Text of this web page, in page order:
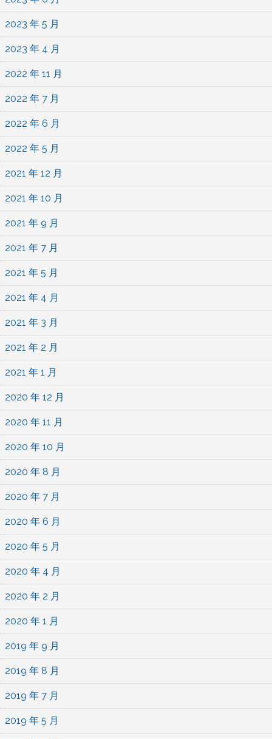
2023 年 5 月
2023 年 4 月
2022 年 11 月
2022 年 7 月
2022 年 6 月
2022 年 5 月
2021 年 12 月
2021 年 10 月
2021 年 9 月
2021 年 7 月
2021 年 5 月
2021 年 4 月
2021 年 3 月
2021 年 2 月
2021 年 1 月
2020 年 12 月
2020 年 11 月
2020 年 10 月
2020 年 8 月
2020 年 7 月
2020 年 6 月
2020 年 5 月
2020 年 4 月
2020 年 2 月
2020 年 1 月
2019 年 9 月
2019 年 8 月
2019 年 7 月
2019 年 5 月